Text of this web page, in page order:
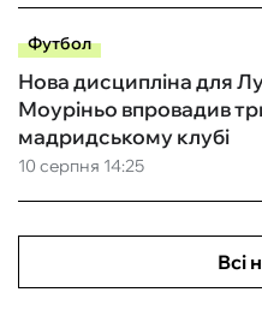
Футбол
10 серпня 14:25
Нова дисципліна для
Моуріньо впровадив
мадридському клубі
Всі